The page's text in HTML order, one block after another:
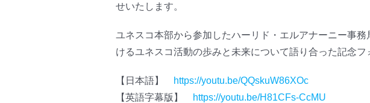
せいたします。
ユネスコ本部から参加したハーリド・エルアナーニー事
けるユネスコ活動の歩みと未来について語り合った記念
【日本語】
https://youtu.be/QQskuW86XOc
【英語字幕版】
https://youtu.be/H81CFs-CcMU